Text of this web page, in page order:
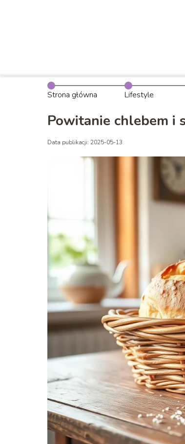
Strona główna Lifestyle
Powitanie chlebem i
Data publikacji: 2025-05-13